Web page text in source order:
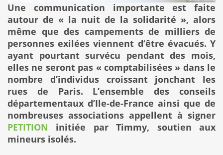
Une communication importante est faite
autour de « la nuit de la solidarité », alors
même que des campements de milliers de
personnes exilées viennent d’être évacués. Y
ayant pourtant survécu pendant des mois,
elles ne seront pas « comptabilisées » dans le
nombre d’individus croissant jonchant les
rues de Paris. L’ensemble des conseils
départementaux d’Ile-de-France ainsi que de
nombreuses associations appellent à signer
PETITION initiée par Timmy, soutien aux
mineurs isolés.